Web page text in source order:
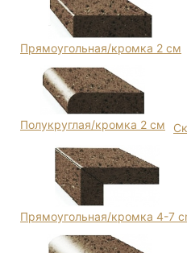
Прямоугольная/кромка 2 см
Полукруглая/кромка 2 см
Прямоугольная/кромка 4-7